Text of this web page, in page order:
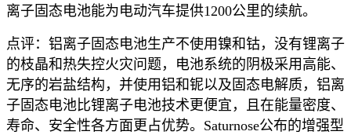
离子固态电池能为电动汽车提供1200公里的续航。
点评：铝离子固态电池生产不使用镍和钴，没有锂离子
的枝晶和热失控火灾问题，电池系统的阴极采用高能、
无序的岩盐结构，并使用铝和铌以及固态电解质，铝离
子固态电池比锂离子电池技术更便宜，且在能量密度、
寿命、安全性各方面更占优势。Saturnose公布的增强型